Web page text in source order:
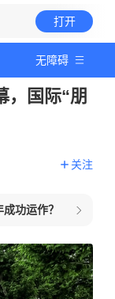
打开
无障碍
，国际“朋
关注
功运作？